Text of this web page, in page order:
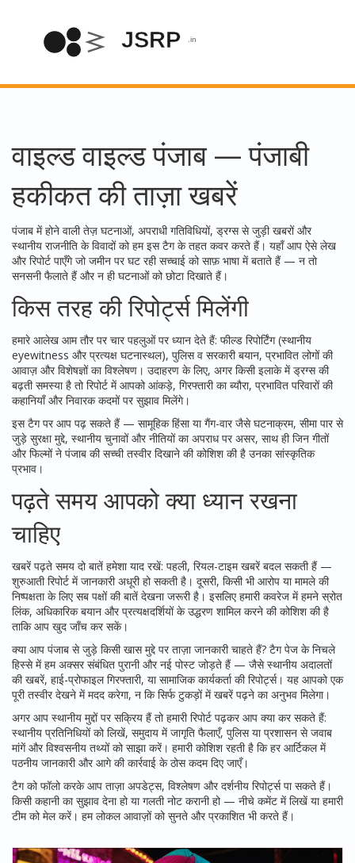
वाइल्ड वाइल्ड पंजाब — पंजाबी
हकीकत की ताज़ा खबरें
पंजाब में होने वाली तेज़ घटनाओं, अपराधी गतिविधियों, ड्रग्स से जुड़ी खबरों और
स्थानीय राजनीति के विवादों को हम इस टैग के तहत कवर करते हैं। यहाँ आप ऐसे लेख
और रिपोर्ट पाएँगे जो जमीन पर घट रही सच्चाई को साफ़ भाषा में बताते हैं — न तो
सनसनी फैलाते हैं और न ही घटनाओं को छोटा दिखाते हैं।
किस तरह की रिपोर्ट्स मिलेंगी
हमारे आलेख आम तौर पर चार पहलुओं पर ध्यान देते हैं: फील्ड रिपोर्टिंग (स्थानीय
eyewitness और प्रत्यक्ष घटनास्थल), पुलिस व सरकारी बयान, प्रभावित लोगों की
आवाज़ और विशेषज्ञों का विश्लेषण। उदाहरण के लिए, अगर किसी इलाके में ड्रग्स की
बढ़ती समस्या है तो रिपोर्ट में आपको आंकड़े, गिरफ्तारी का ब्यौरा, प्रभावित परिवारों की
कहानियाँ और निवारक कदमों पर सुझाव मिलेंगे।
इस टैग पर आप पढ़ सकते हैं — सामूहिक हिंसा या गैंग-वार जैसे घटनाक्रम, सीमा पार से
जुड़े सुरक्षा मुद्दे, स्थानीय चुनावों और नीतियों का अपराध पर असर, साथ ही जिन गीतों
और फिल्मों ने पंजाब की सच्ची तस्वीर दिखाने की कोशिश की है उनका सांस्कृतिक
प्रभाव।
पढ़ते समय आपको क्या ध्यान रखना
चाहिए
खबरें पढ़ते समय दो बातें हमेशा याद रखें: पहली, रियल-टाइम खबरें बदल सकती हैं —
शुरुआती रिपोर्ट में जानकारी अधूरी हो सकती है। दूसरी, किसी भी आरोप या मामले की
निष्पक्षता के लिए सब पक्षों की बातें देखना जरूरी है। इसलिए हमारी कवरेज में हमने स्रोत
लिंक, अधिकारिक बयान और प्रत्यक्षदर्शियों के उद्धरण शामिल करने की कोशिश की है
ताकि आप खुद जाँच कर सकें।
क्या आप पंजाब से जुड़े किसी खास मुद्दे पर ताज़ा जानकारी चाहते हैं? टैग पेज के निचले
हिस्से में हम अक्सर संबंधित पुरानी और नई पोस्ट जोड़ते हैं — जैसे स्थानीय अदालतों
की खबरें, हाई-प्रोफाइल गिरफ्तारी, या सामाजिक कार्यकर्ता की रिपोर्ट्स। यह आपको एक
पूरी तस्वीर देखने में मदद करेगा, न कि सिर्फ टुकड़ों में खबरें पढ़ने का अनुभव मिलेगा।
अगर आप स्थानीय मुद्दों पर सक्रिय हैं तो हमारी रिपोर्ट पढ़कर आप क्या कर सकते हैं:
स्थानीय प्रतिनिधियों को लिखें, समुदाय में जागृति फैलाएँ, पुलिस या प्रशासन से जवाब
मांगें और विश्वसनीय तथ्यों को साझा करें। हमारी कोशिश रहती है कि हर आर्टिकल में
पठनीय जानकारी और आगे की कार्रवाई के ठोस कदम दिए जाएँ।
टैग को फॉलो करके आप ताज़ा अपडेट्स, विश्लेषण और दर्शनीय रिपोर्ट्स पा सकते हैं।
किसी कहानी का सुझाव देना हो या गलती नोट करानी हो — नीचे कमेंट में लिखें या हमारी
टीम को मेल करें। हम लोकल आवाज़ों को सुनते और प्रकाशित भी करते हैं।